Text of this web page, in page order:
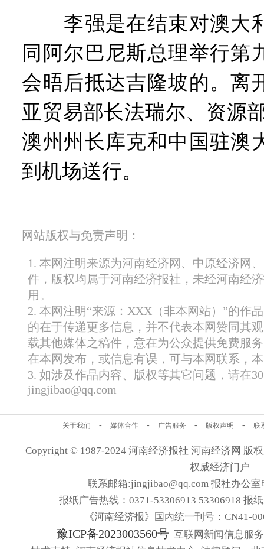
李强是在结束对澳大
同阿尔巴尼斯总理举行第
会晤后抵达吉隆坡的。离
亚贸易部长法瑞尔、资源
澳州州长库克和中国驻澳
到机场送行。
网站版权与免责声明：
1. 本网注明来源为河南经济网、中原经济网
件，版权均属于河南经济报社，未经河南经
用。
2. 本网注明“来源：XXX（非本网站）”的作
的在于传递更多信息，并不代表本网赞同其
载其他媒体之稿件，意在为公众提供免费服
在本网发布，或信息有误，可与本网联系，
3. 如涉及作品内容、版权等其它问题，请在
jingjibao@qq.com
关于我们 - 媒体合作 - 广告服务 - 版权声明 - 联
Copyright © 1987-2024 河南经济报社 河南经济网 版
权威经济门户
联系邮箱:jingjibao@qq.com 报社办公
报纸广告热线：0371-53306913 53306918 报
《河南经济报》国内统一刊号：CN41-
豫ICP备2023003560号 互联网新闻信息服